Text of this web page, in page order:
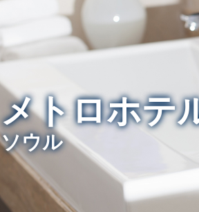
メトロホテ
ソウル